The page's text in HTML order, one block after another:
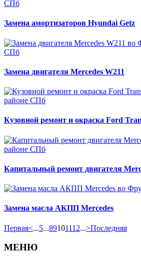
Замена амортизаторов Hyundai Getz
Замена двигателя Mercedes W211
Кузовной ремонт и окраска Ford
Капитальный ремонт двигателя
Замена масла АКПП Mercedes
Первая<...5...89101112...>Последняя
МЕНЮ